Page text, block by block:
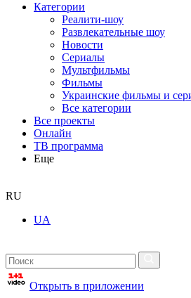
Категории
Реалити-шоу
Развлекательные шоу
Новости
Сериалы
Мультфильмы
Фильмы
Украинские фильмы и
Все категории
Все проекты
Онлайн
ТВ программа
Еще
RU
UA
Открыть в приложении